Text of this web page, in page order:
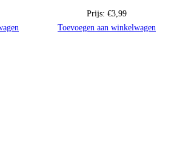
Prijs: €3,99
Toevoegen aan winkelwagen